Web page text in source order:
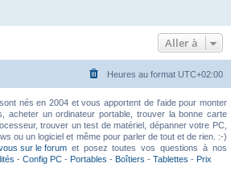
Aller à
Heures au format UTC+02:00
sont nés en 2004 et vous apportent de l'aide pour monter
acheter un ordinateur portable, trouver la bonne carte
trouver un test de matériel, dépanner votre PC,
ou un logiciel et même pour parler de tout et de rien. :-)
sur le forumet posez toutes vos questions à nos
- Config PC - Portables - Boîtiers - Tablettes - Prix